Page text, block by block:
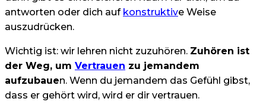
antworten oder dich auf konstruktive Weise
auszudrücken.
Wichtig ist: wir lehren nicht zuzuhören. Zuhören ist
der Weg, um Vertrauen zu jemandem
aufzubauen. Wenn du jemandem das Gefühl gibst,
dass er gehört wird, wird er dir vertrauen.